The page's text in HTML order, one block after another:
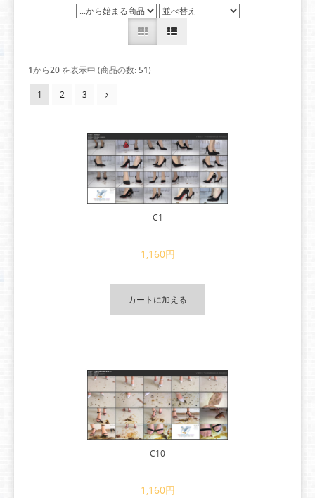
1から20 を表示中 (商品の数:51)
1 2 3
C1
1,160円
カートに加える
C10
1,160円